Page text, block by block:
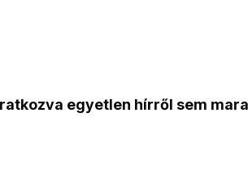
egyetlen hírről sem